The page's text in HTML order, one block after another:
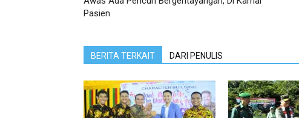
Pasien
BERITA TERKAIT DARI PENULIS